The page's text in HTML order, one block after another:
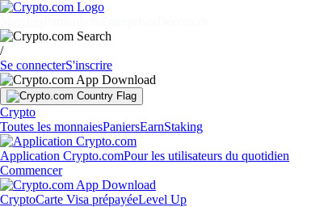
/
Se connecterS'inscrire
Crypto
Toutes les monnaiesPaniersEarnStaking
Application Crypto.comPour les utilisateurs du quotidien
Commencer
CryptoCarte Visa prépayéeLevel Up